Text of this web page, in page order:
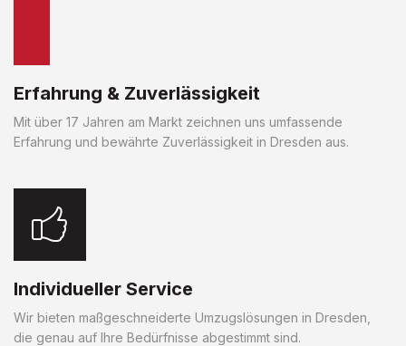
Erfahrung & Zuverlässigkeit
Mit über 17 Jahren am Markt zeichnen uns umfassende
Erfahrung und bewährte Zuverlässigkeit in Dresden aus.
Individueller Service
Wir bieten maßgeschneiderte Umzugslösungen in Dresden,
die genau auf Ihre Bedürfnisse abgestimmt sind.